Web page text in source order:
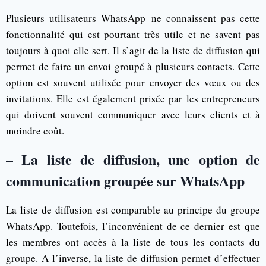
Plusieurs utilisateurs WhatsApp ne connaissent pas cette
fonctionnalité qui est pourtant très utile et ne savent pas
toujours à quoi elle sert. Il s’agit de la liste de diffusion qui
permet de faire un envoi groupé à plusieurs contacts. Cette
option est souvent utilisée pour envoyer des vœux ou des
invitations. Elle est également prisée par les entrepreneurs
qui doivent souvent communiquer avec leurs clients et à
moindre coût.
– La liste de diffusion, une option de
communication groupée sur WhatsApp
La liste de diffusion est comparable au principe du groupe
WhatsApp. Toutefois, l’inconvénient de ce dernier est que
les membres ont accès à la liste de tous les contacts du
groupe. A l’inverse, la liste de diffusion permet d’effectuer